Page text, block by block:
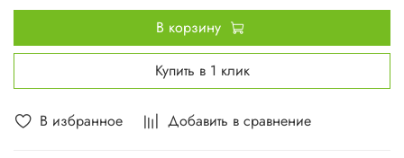
В избранное Добавить в сравнение
В корзину
Купить в 1 клик